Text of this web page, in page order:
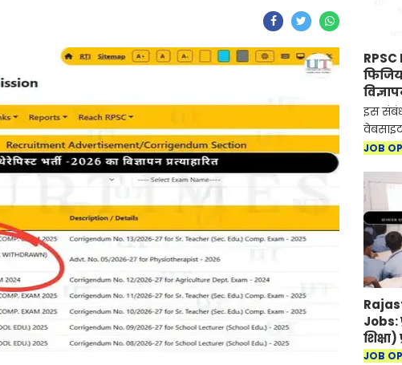
इस
JOB
Jobs:
ने
JOB